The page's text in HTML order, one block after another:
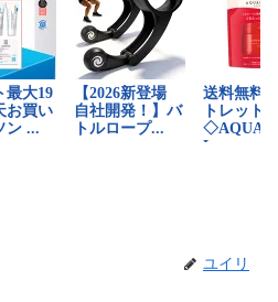
ユイリ